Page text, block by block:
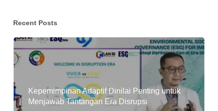
Recent Posts
Kepemimpinan Adaptif Dinilai Penting untuk
Menjawab Tantangan Era Disrupsi